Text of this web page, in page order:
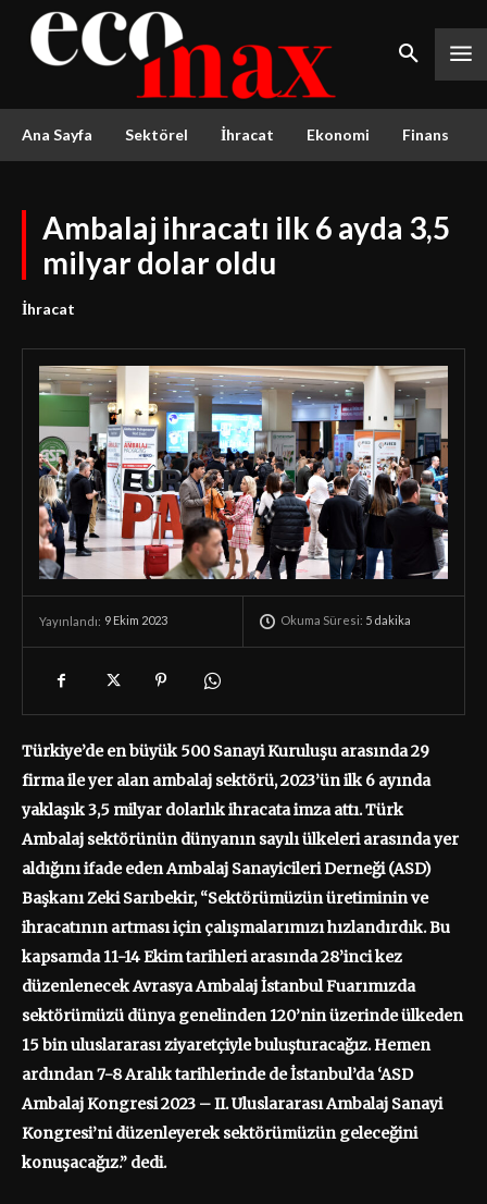
Ana Sayfa Sektörel İhracat Ekonomi Finans
Ambalaj ihracatı ilk 6 ayda 3,5
milyar dolar oldu
İhracat
Yayınlandı: 9 Ekim 2023 Okuma Süresi: 5 dakika
Türkiye’de en büyük 500 Sanayi Kuruluşu arasında 29
firma ile yer alan ambalaj sektörü, 2023’ün ilk 6 ayında
yaklaşık 3,5 milyar dolarlık ihracata imza attı. Türk
Ambalaj sektörünün dünyanın sayılı ülkeleri arasında yer
aldığını ifade eden Ambalaj Sanayicileri Derneği (ASD)
Başkanı Zeki Sarıbekir, “Sektörümüzün üretiminin ve
ihracatının artması için çalışmalarımızı hızlandırdık. Bu
kapsamda 11-14 Ekim tarihleri arasında 28’inci kez
düzenlenecek Avrasya Ambalaj İstanbul Fuarımızda
sektörümüzü dünya genelinden 120’nin üzerinde ülkeden
15 bin uluslararası ziyaretçiyle buluşturacağız. Hemen
ardından 7-8 Aralık tarihlerinde de İstanbul’da ‘ASD
Ambalaj Kongresi 2023 – II. Uluslararası Ambalaj Sanayi
Kongresi’ni düzenleyerek sektörümüzün geleceğini
konuşacağız.” dedi.